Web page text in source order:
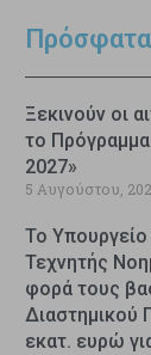
Ξεκινούν οι
το
2027»
5 Αυγούστου,
Το
Τεχνητής
φορά τους
Διαστημικού
εκατ. ευρώ